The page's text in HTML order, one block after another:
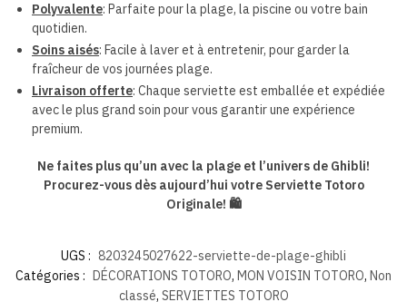
Polyvalente: Parfaite pour la plage, la piscine ou votre bain
quotidien.
Soins aisés: Facile à laver et à entretenir, pour garder la
fraîcheur de vos journées plage.
Livraison offerte: Chaque serviette est emballée et expédiée
avec le plus grand soin pour vous garantir une expérience
premium.
Ne faites plus qu’un avec la plage et l’univers de Ghibli!
Procurez-vous dès aujourd’hui votre Serviette Totoro
Originale! 🛍️
UGS : 8203245027622-serviette-de-plage-ghibli
Catégories : DÉCORATIONS TOTORO, MON VOISIN TOTORO, Non
classé, SERVIETTES TOTORO